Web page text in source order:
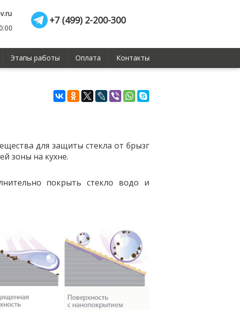
+7 (499) 2-200-300
Этапы работы Оплата Контакты
для защиты стекла от брызг
зоны на кухне.
покрыть стекло водо и